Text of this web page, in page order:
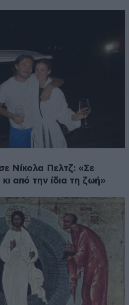
Νίκολα Πελτζ: «Σε
από την ίδια τη ζωή»